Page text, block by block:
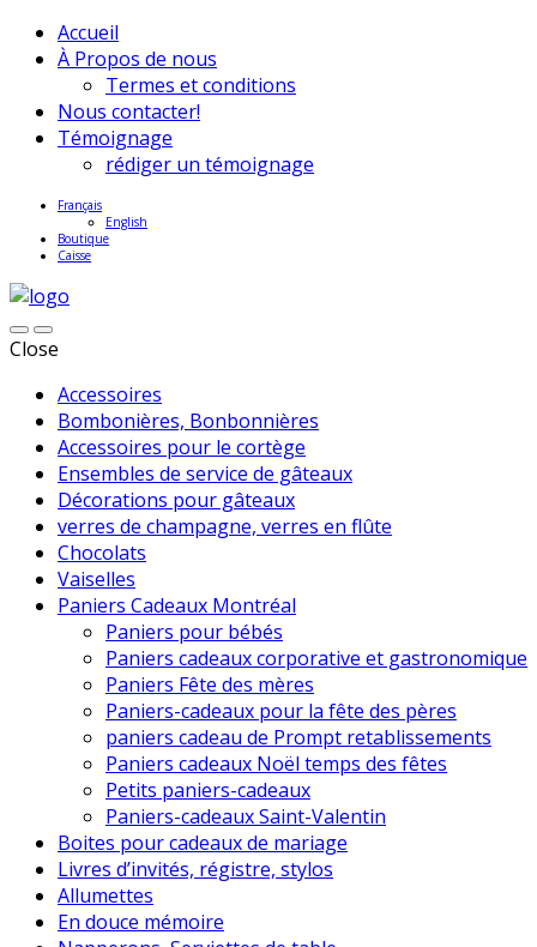
Accueil
À Propos de nous
Termes et conditions
Nous contacter!
Témoignage
rédiger un témoignage
Français
English
Boutique
Caisse
Close
Accessoires
Bombonières, Bonbonnières
Accessoires pour le cortège
Ensembles de service de gâteaux
Décorations pour gâteaux
verres de champagne, verres en flûte
Chocolats
Vaiselles
Paniers Cadeaux Montréal
Paniers pour bébés
Paniers cadeaux corporative et gastronomique
Paniers Fête des mères
Paniers-cadeaux pour la fête des pères
paniers cadeau de Prompt retablissements
Paniers cadeaux Noël temps des fêtes
Petits paniers-cadeaux
Paniers-cadeaux Saint-Valentin
Boites pour cadeaux de mariage
Livres d’invités, régistre, stylos
Allumettes
En douce mémoire